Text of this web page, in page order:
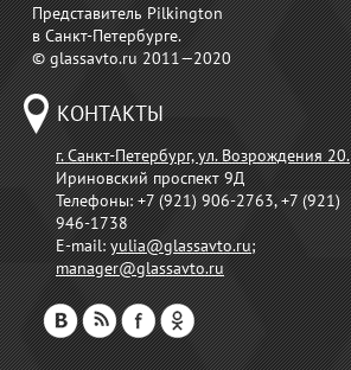
Представитель Pilkington
в Санкт-Петербурге.
© glassavto.ru 2011—2020
КОНТАКТЫ
г. Санкт-Петербург, ул. Возрождения 20.
Ириновский проспект 9Д
Телефоны:+7 (921) 906-2763, +7 (921)
946-1738
E-mail:yulia@glassavto.ru;
manager@glassavto.ru